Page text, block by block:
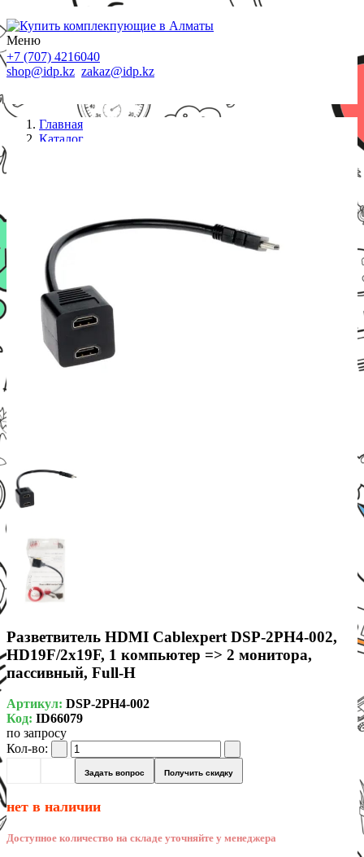
Меню
+7 (707) 4216040
shop@idp.kz zakaz@idp.kz
Главная
Каталог
Разветвитель HDMI Cablexpert DSP-2PH4-002,
HD19F/2x19F, 1 компьютер => 2 монитора,
пасcивный, Full-H
Артикул: DSP-2PH4-002
Код: ID66079
по запросу
Кол-во:
Задать вопрос Получить скидку
нет в наличии
Доступное количество на складе уточняйте у менеджера